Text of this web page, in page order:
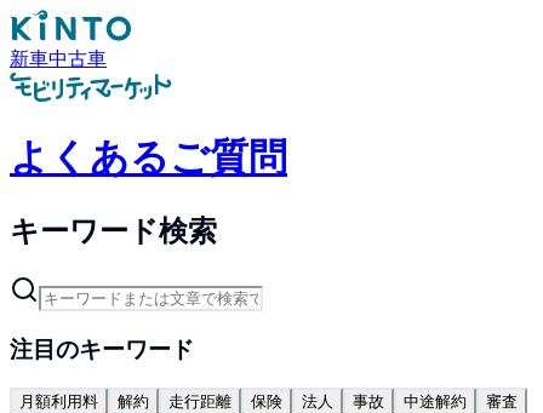
新車中古車
よくあるご質問
キーワード検索
注目のキーワード
月額利用料 解約 走行距離 保険 法人 事故 中途解約
審査